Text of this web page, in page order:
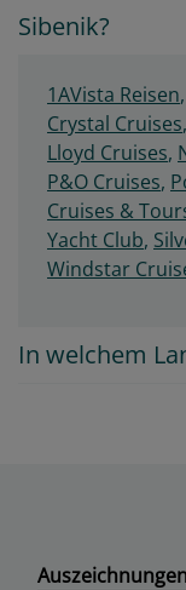
Sibenik?
1AVista Reisen,
Crystal Cruises,
Lloyd Cruises,
P&O Cruises,
Cruises &
Yacht Club,
Windstar
In welchem
Auszeichnungen